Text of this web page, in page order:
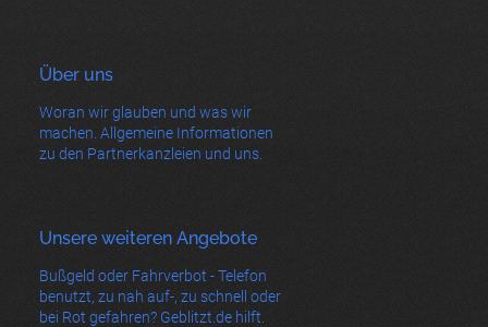
Über uns
Woran wir glauben und was wir
machen. Allgemeine Informationen
zu den Partnerkanzleien und uns.
Unsere weiteren Angebote
Bußgeld oder Fahrverbot - Telefon
benutzt, zu nah auf-, zu schnell oder
bei Rot gefahren? Geblitzt.de hilft.